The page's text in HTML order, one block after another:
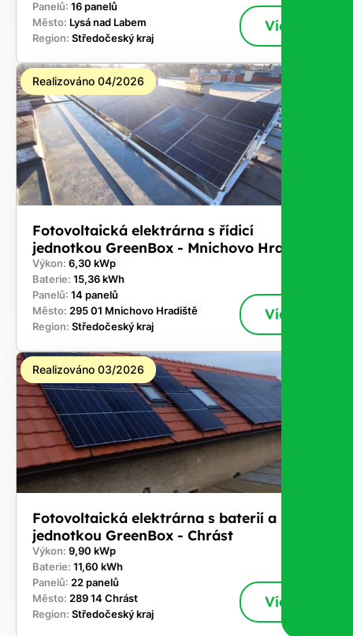
Panelů: 16 panelů
Město: Lysá nad Labem
Region: Středočeský kraj
Více
Realizováno 04/2026
Fotovoltaická elektrárna s řídicí
jednotkou GreenBox - Mnichovo Hradiště
Výkon: 6,30 kWp
Baterie: 15,36 kWh
Panelů: 14 panelů
Město: 295 01 Mnichovo Hradiště
Region: Středočeský kraj
Více
Realizováno 03/2026
Fotovoltaická elektrárna s baterií a řídicí
jednotkou GreenBox - Chrást
Výkon: 9,90 kWp
Baterie: 11,60 kWh
Panelů: 22 panelů
Město: 289 14 Chrást
Region: Středočeský kraj
Více